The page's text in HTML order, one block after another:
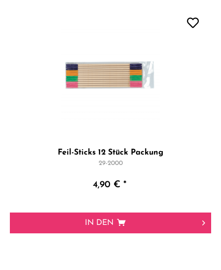
Feil-Sticks 12 Stück Packung
29-2000
4,90 € *
IN DEN